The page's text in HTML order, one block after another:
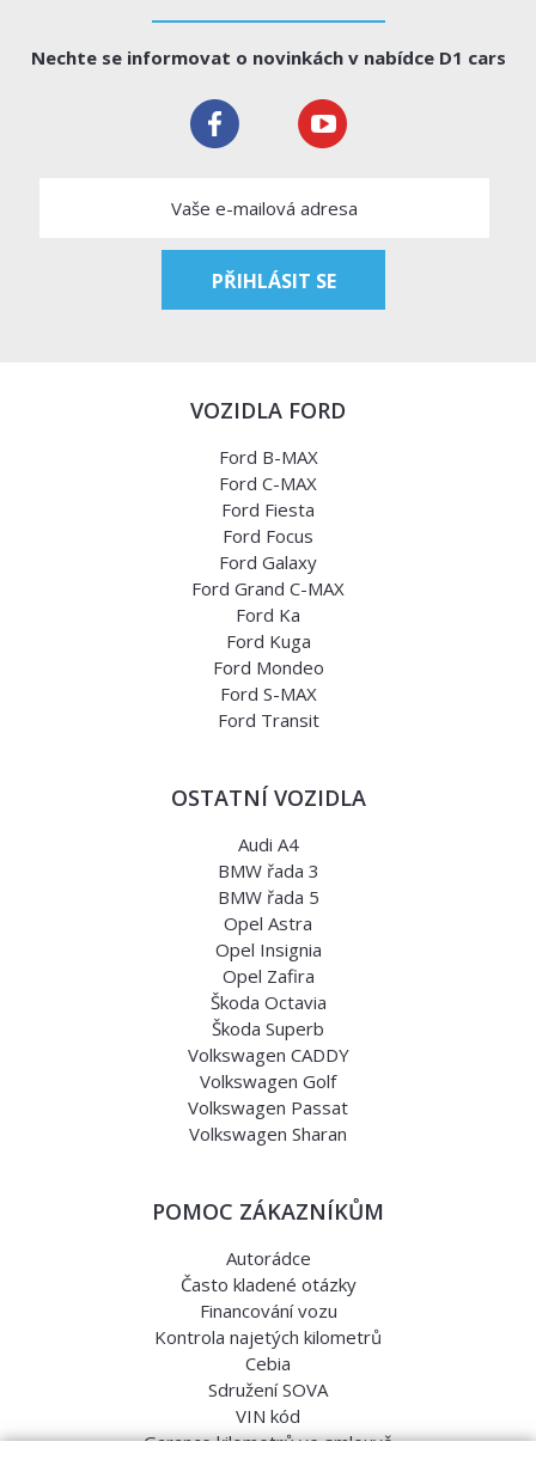
Nechte se informovat o novinkách v nabídce D1 cars
VOZIDLA FORD
Ford B-MAX
Ford C-MAX
Ford Fiesta
Ford Focus
Ford Galaxy
Ford Grand C-MAX
Ford Ka
Ford Kuga
Ford Mondeo
Ford S-MAX
Ford Transit
OSTATNÍ VOZIDLA
Audi A4
BMW řada 3
BMW řada 5
Opel Astra
Opel Insignia
Opel Zafira
Škoda Octavia
Škoda Superb
Volkswagen CADDY
Volkswagen Golf
Volkswagen Passat
Volkswagen Sharan
POMOC ZÁKAZNÍKŮM
Autorádce
Často kladené otázky
Financování vozu
Kontrola najetých kilometrů
Cebia
Sdružení SOVA
VIN kód
Garance kilometrů ve smlouvě